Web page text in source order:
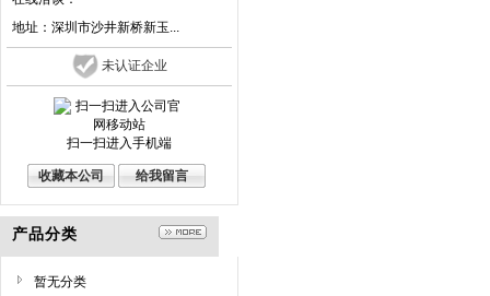
地址： 深圳市沙井新桥新玉...
未认证企业
扫一扫进入手机端
收藏本公司 给我留言
产品分类
暂无分类